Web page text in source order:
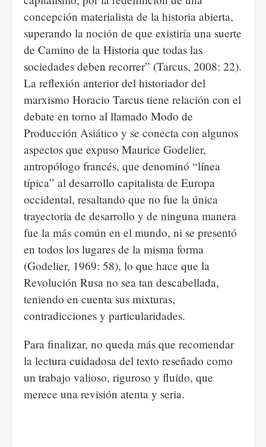
concepción materialista de la historia abierta,
superando la noción de que existiría una suerte
de Camino de la Historia que todas las
sociedades deben recorrer” (Tarcus, 2008: 22).
La reflexión anterior del historiador del
marxismo Horacio Tarcus tiene relación con el
debate en torno al llamado Modo de
Producción Asiático y se conecta con algunos
aspectos que expuso Maurice Godelier,
antropólogo francés, que denominó “línea
típica” al desarrollo capitalista de Europa
occidental, resaltando que no fue la única
trayectoria de desarrollo y de ninguna manera
fue la más común en el mundo, ni se presentó
en todos los lugares de la misma forma
(Godelier, 1969: 58), lo que hace que la
Revolución Rusa no sea tan descabellada,
teniendo en cuenta sus mixturas,
contradicciones y particularidades.
Para finalizar, no queda más que recomendar
la lectura cuidadosa del texto reseñado como
un trabajo valioso, riguroso y fluido, que
merece una revisión atenta y seria.